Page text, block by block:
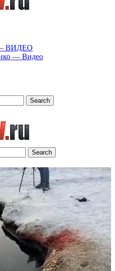
ВИДЕО
— Видео
Search
Search